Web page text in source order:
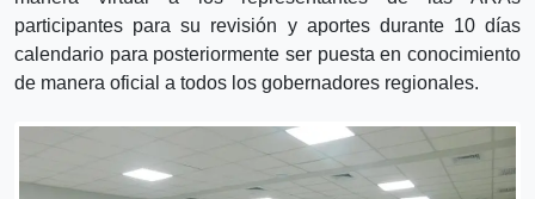
participantes para su revisión y aportes durante 10 días
calendario para posteriormente ser puesta en conocimiento
de manera oficial a todos los gobernadores regionales.